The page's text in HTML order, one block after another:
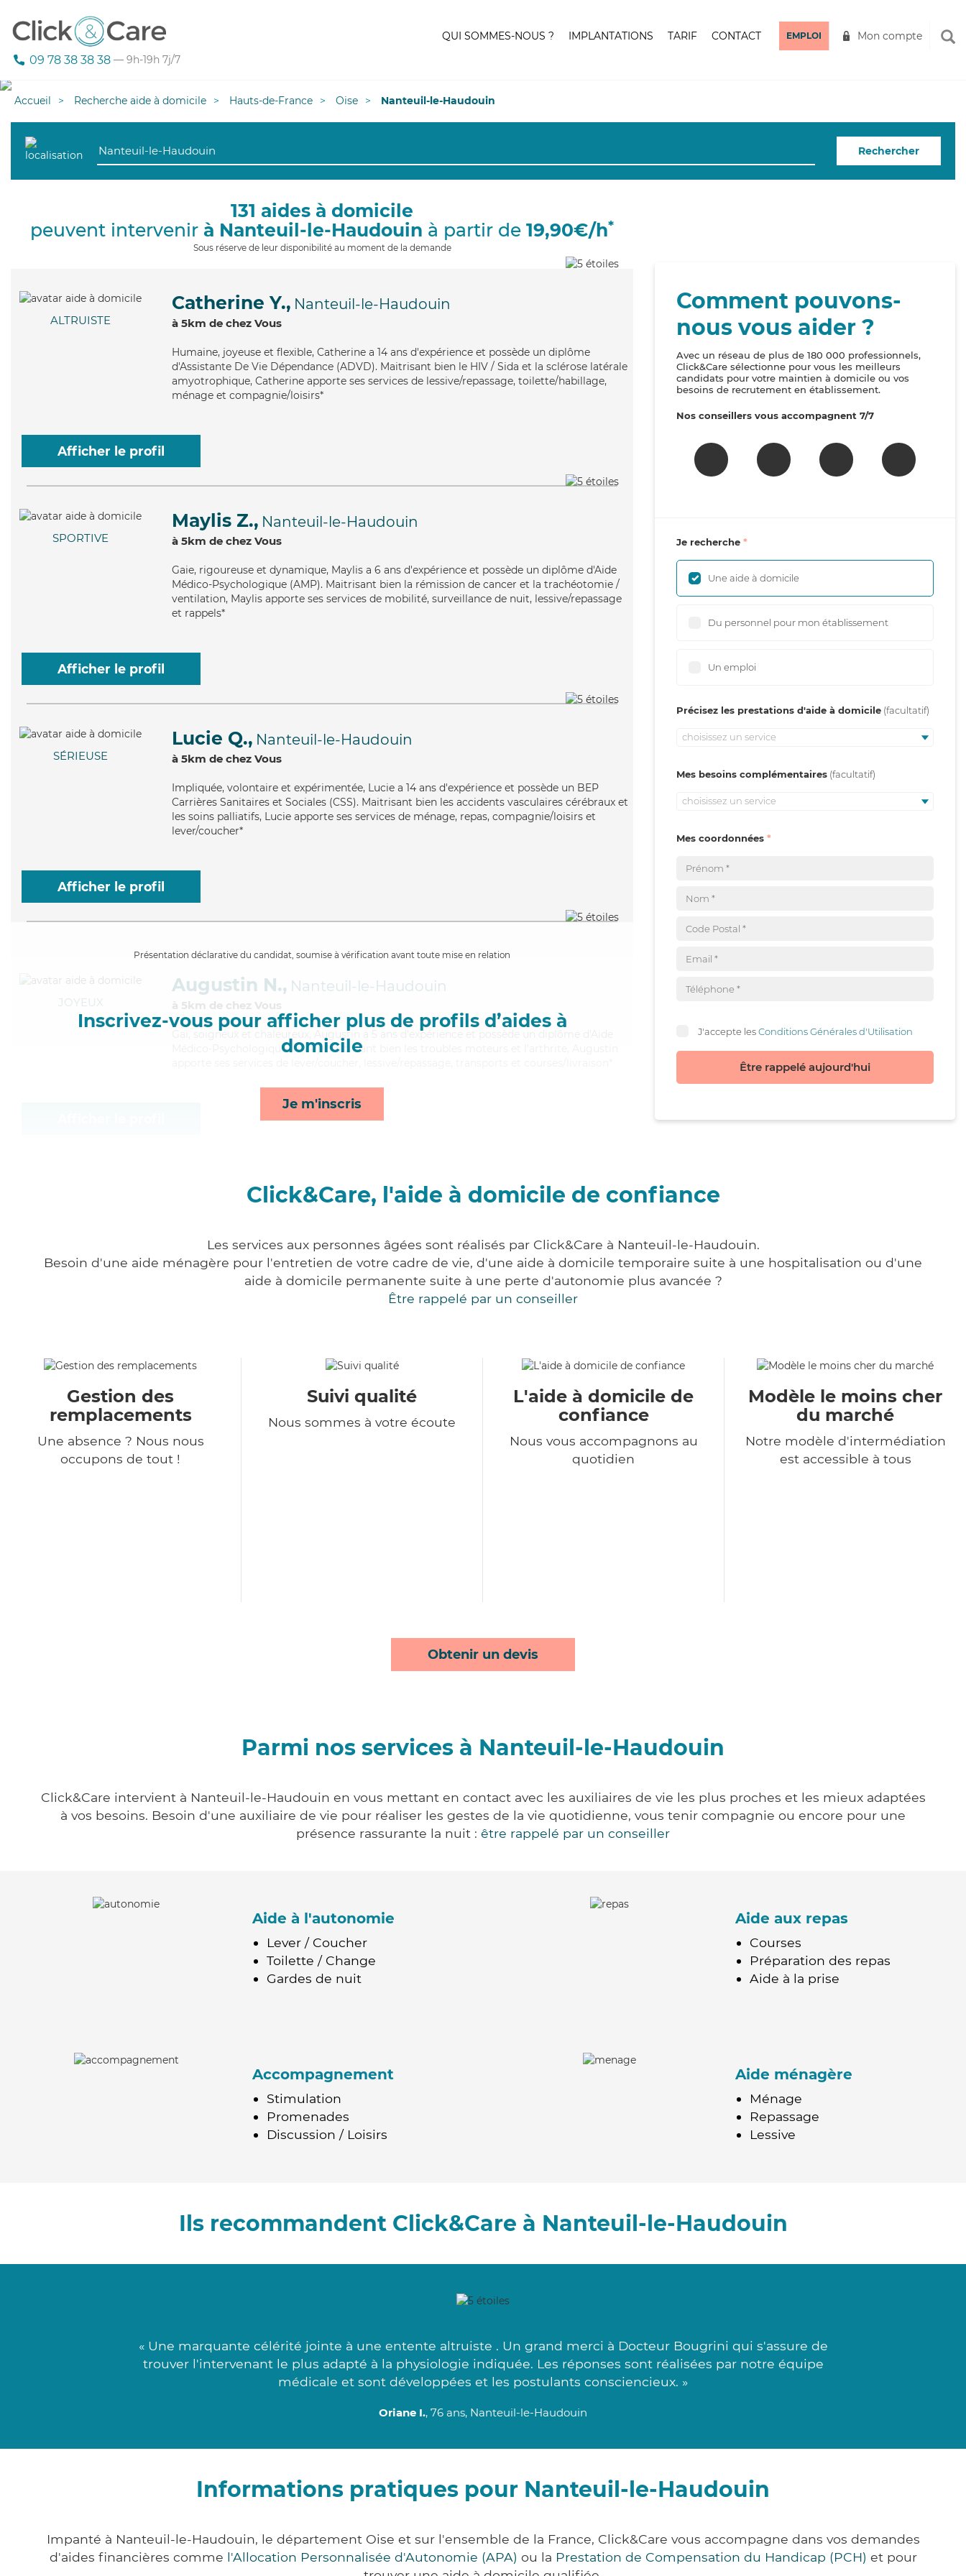
09 78 38 38 38 — 9h-19h 7j/7
QUI SOMMES-NOUS ? IMPLANTATIONS TARIF CONTACT EMPLOI Mon compte
Accueil Recherche aide à domicile Hauts-de-France Oise Nanteuil-le-Haudouin
Rechercher
131 aides à domicile
peuvent intervenir à Nanteuil-le-Haudouin à partir de 19,90€/h*
Sous réserve de leur disponibilité au moment de la demande
ALTRUISTE
Catherine Y., Nanteuil-le-Haudouin
à 5km de chez Vous
Humaine, joyeuse et flexible, Catherine a 14 ans d'expérience et possède un diplôme
d'Assistante De Vie Dépendance (ADVD). Maitrisant bien le HIV / Sida et la sclérose latérale
amyotrophique, Catherine apporte ses services de lessive/repassage, toilette/habillage,
ménage et compagnie/loisirs*
Afficher le profil
SPORTIVE
Maylis Z., Nanteuil-le-Haudouin
à 5km de chez Vous
Gaie, rigoureuse et dynamique, Maylis a 6 ans d'expérience et possède un diplôme d'Aide
Médico-Psychologique (AMP). Maitrisant bien la rémission de cancer et la trachéotomie /
ventilation, Maylis apporte ses services de mobilité, surveillance de nuit, lessive/repassage
et rappels*
Afficher le profil
SÉRIEUSE
Lucie Q., Nanteuil-le-Haudouin
à 5km de chez Vous
Impliquée, volontaire et expérimentée, Lucie a 14 ans d'expérience et possède un BEP
Carrières Sanitaires et Sociales (CSS). Maitrisant bien les accidents vasculaires cérébraux et
les soins palliatifs, Lucie apporte ses services de ménage, repas, compagnie/loisirs et
lever/coucher*
Afficher le profil
Présentation déclarative du candidat, soumise à vérification avant toute mise en relation
Inscrivez-vous pour afficher plus de profils d’aides à
domicile
Je m'inscris
JOYEUX
Augustin N., Nanteuil-le-Haudouin
à 5km de chez Vous
, soigneux et chaleureux, Augustin a 5 ans d'expérience et possède un diplôme d'Aide
Médico-Psychologique (AMP). Maitrisant bien les troubles moteurs et l'arthrite, Augustin
Comment pouvons-
nous vous aider ?
Avec un réseau de plus de 180 000 professionnels,
Click&Care sélectionne pour vous les meilleurs
candidats pour votre maintien à domicile ou vos
besoins de recrutement en établissement.
Nos conseillers vous accompagnent 7/7
Je recherche
Une aide à domicile
Du personnel pour mon établissement
Un emploi
Précisez les prestations d'aide à domicile
choisissez un service
Mes besoins complémentaires
choisissez un service
Mes coordonnées
J'accepte lesConditions Générales d'Utilisation
Être rappelé aujourd'hui
Click&Care, l'aide à domicile de confiance
Les services aux personnes âgées sont réalisés par Click&Care à Nanteuil-le-Haudouin.
Besoin d'une aide ménagère pour l'entretien de votre cadre de vie, d'une aide à domicile temporaire suite à une hospitalisation ou d'une
aide à domicile permanente suite à une perte d'autonomie plus avancée ?
Être rappelé par un conseiller
Gestion des
remplacements
Une absence ? Nous nous
occupons de tout !
Suivi qualité
Nous sommes à votre écoute
L'aide à domicile de
confiance
Nous vous accompagnons au
quotidien
Modèle le moins cher
du marché
Notre modèle d'intermédiation
est accessible à tous
Obtenir un devis
Parmi nos services à Nanteuil-le-Haudouin
Click&Care intervient à Nanteuil-le-Haudouin en vous mettant en contact avec les auxiliaires de vie les plus proches et les mieux adaptées
à vos besoins. Besoin d'une auxiliaire de vie pour réaliser les gestes de la vie quotidienne, vous tenir compagnie ou encore pour une
présence rassurante la nuit : être rappelé par un conseiller
Aide à l'autonomie
Lever / Coucher
Toilette / Change
Gardes de nuit
Aide aux repas
Courses
Préparation des repas
Aide à la prise
Accompagnement
Stimulation
Promenades
Discussion / Loisirs
Aide ménagère
Ménage
Repassage
Lessive
Ils recommandent Click&Care à Nanteuil-le-Haudouin
« Une marquante célérité jointe à une entente altruiste . Un grand merci à Docteur Bougrini qui s'assure de
trouver l'intervenant le plus adapté à la physiologie indiquée. Les réponses sont réalisées par notre équipe
médicale et sont développées et les postulants consciencieux. »
Oriane I., 76 ans, Nanteuil-le-Haudouin
Informations pratiques pour Nanteuil-le-Haudouin
Impanté à Nanteuil-le-Haudouin, le département Oise et sur l'ensemble de la France, Click&Care vous accompagne dans vos demandes
d'aides financières comme l'Allocation Personnalisée d'Autonomie (APA) ou la Prestation de Compensation du Handicap (PCH) et pour